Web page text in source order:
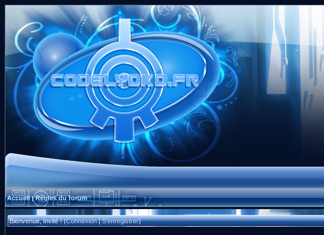
Accueil|Règles du forum
Bienvenue, Invité ! (Connexion|S'enregistrer)